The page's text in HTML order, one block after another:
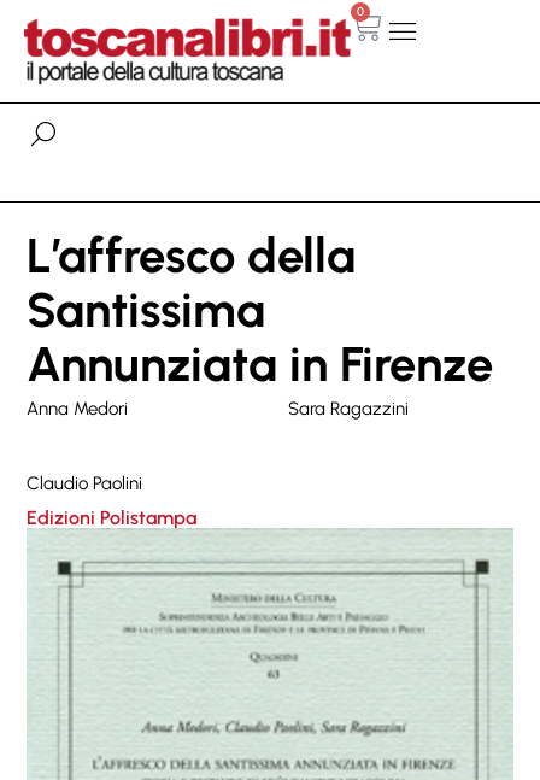
0
L’affresco della
Santissima
Annunziata in Firenze
Anna Medori Sara Ragazzini
Claudio Paolini
Edizioni Polistampa